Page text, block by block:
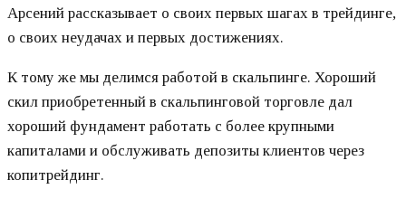
Арсений рассказывает о своих первых шагах в трейдинге,
о своих неудачах и первых достижениях.
К тому же мы делимся работой в скальпинге. Хороший
скил приобретенный в скальпинговой торговле дал
хороший фундамент работать с более крупными
капиталами и обслуживать депозиты клиентов через
копитрейдинг.